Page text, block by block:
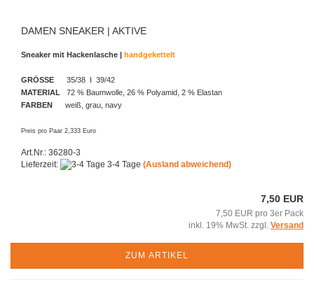
DAMEN SNEAKER | AKTIVE
Sneaker mit Hackenlasche | handgekettelt
GRÖSSE 35/38 I 39/42
MATERIAL 72 % Baumwolle, 26 % Polyamid, 2 % Elastan
FARBEN weiß, grau, navy
Preis pro Paar 2,333 Euro
Art.Nr.: 36280-3
Lieferzeit:
3-4 Tage (Ausland abweichend)
7,50 EUR
7,50 EUR pro 3er Pack
inkl. 19% MwSt. zzgl. Versand
ZUM ARTIKEL